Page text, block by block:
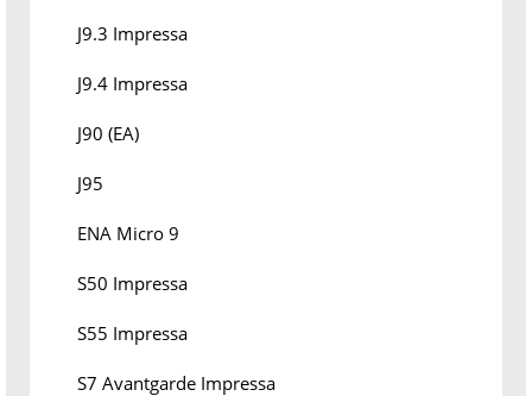
J9.3 Impressa
J9.4 Impressa
J90 (EA)
J95
ENA Micro 9
S50 Impressa
S55 Impressa
S7 Avantgarde Impressa